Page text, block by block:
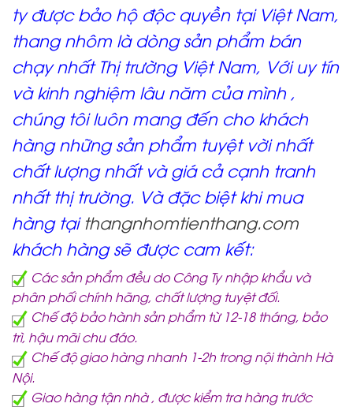
ty được bảo hộ độc quyền tại Việt Nam,
thang nhôm là dòng sản phẩm bán
chạy nhất Thị trường Việt Nam, Với uy tín
và kinh nghiệm lâu năm của mình ,
chúng tôi luôn mang đến cho khách
hàng những sản phẩm tuyệt vời nhất
chất lượng nhất và giá cả cạnh tranh
nhất thị trường. Và đặc biệt khi mua
hàng tại thangnhomtienthang.com
khách hàng sẽ được cam kết:
Các sản phẩm đều do Công Ty nhập khẩu và
phân phối chính hãng, chất lượng tuyệt đối.
Chế độ bảo hành sản phẩm từ 12-18 tháng, bảo
trì, hậu mãi chu đáo.
Chế độ giao hàng nhanh 1-2h trong nội thành Hà
Nội.
Giao hàng tận nhà , được kiểm tra hàng trước